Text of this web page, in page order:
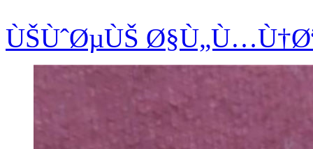
ÙŠÙˆØµÙŠ